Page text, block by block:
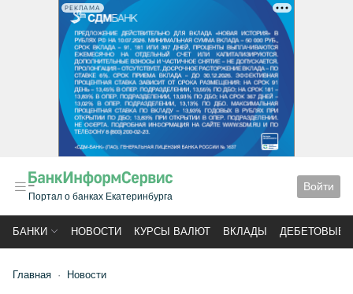
РЕКЛАМА
Портал о банках Екатеринбурга
Войти
БАНКИ НОВОСТИ КУРСЫ ВАЛЮТ ВКЛАДЫ ДЕБЕТОВЫЕ
Главная Новости